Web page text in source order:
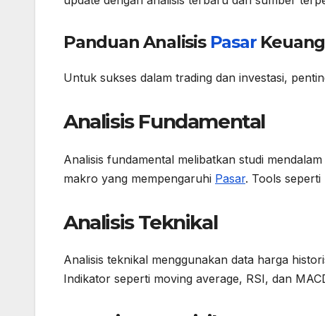
Panduan Analisis Pasar
Untuk sukses dalam trading dan investasi,
Analisis Fundamental
Analisis fundamental melibatkan studi
makro yang mempengaruhi Pasar. Tools
Analisis Teknikal
Analisis teknikal menggunakan data harga
Indikator seperti moving average, RSI, dan